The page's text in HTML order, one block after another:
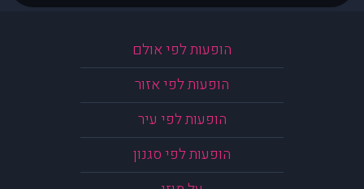
הופעות לפי אולם
הופעות לפי אזור
הופעות לפי עיר
הופעות לפי סגנון